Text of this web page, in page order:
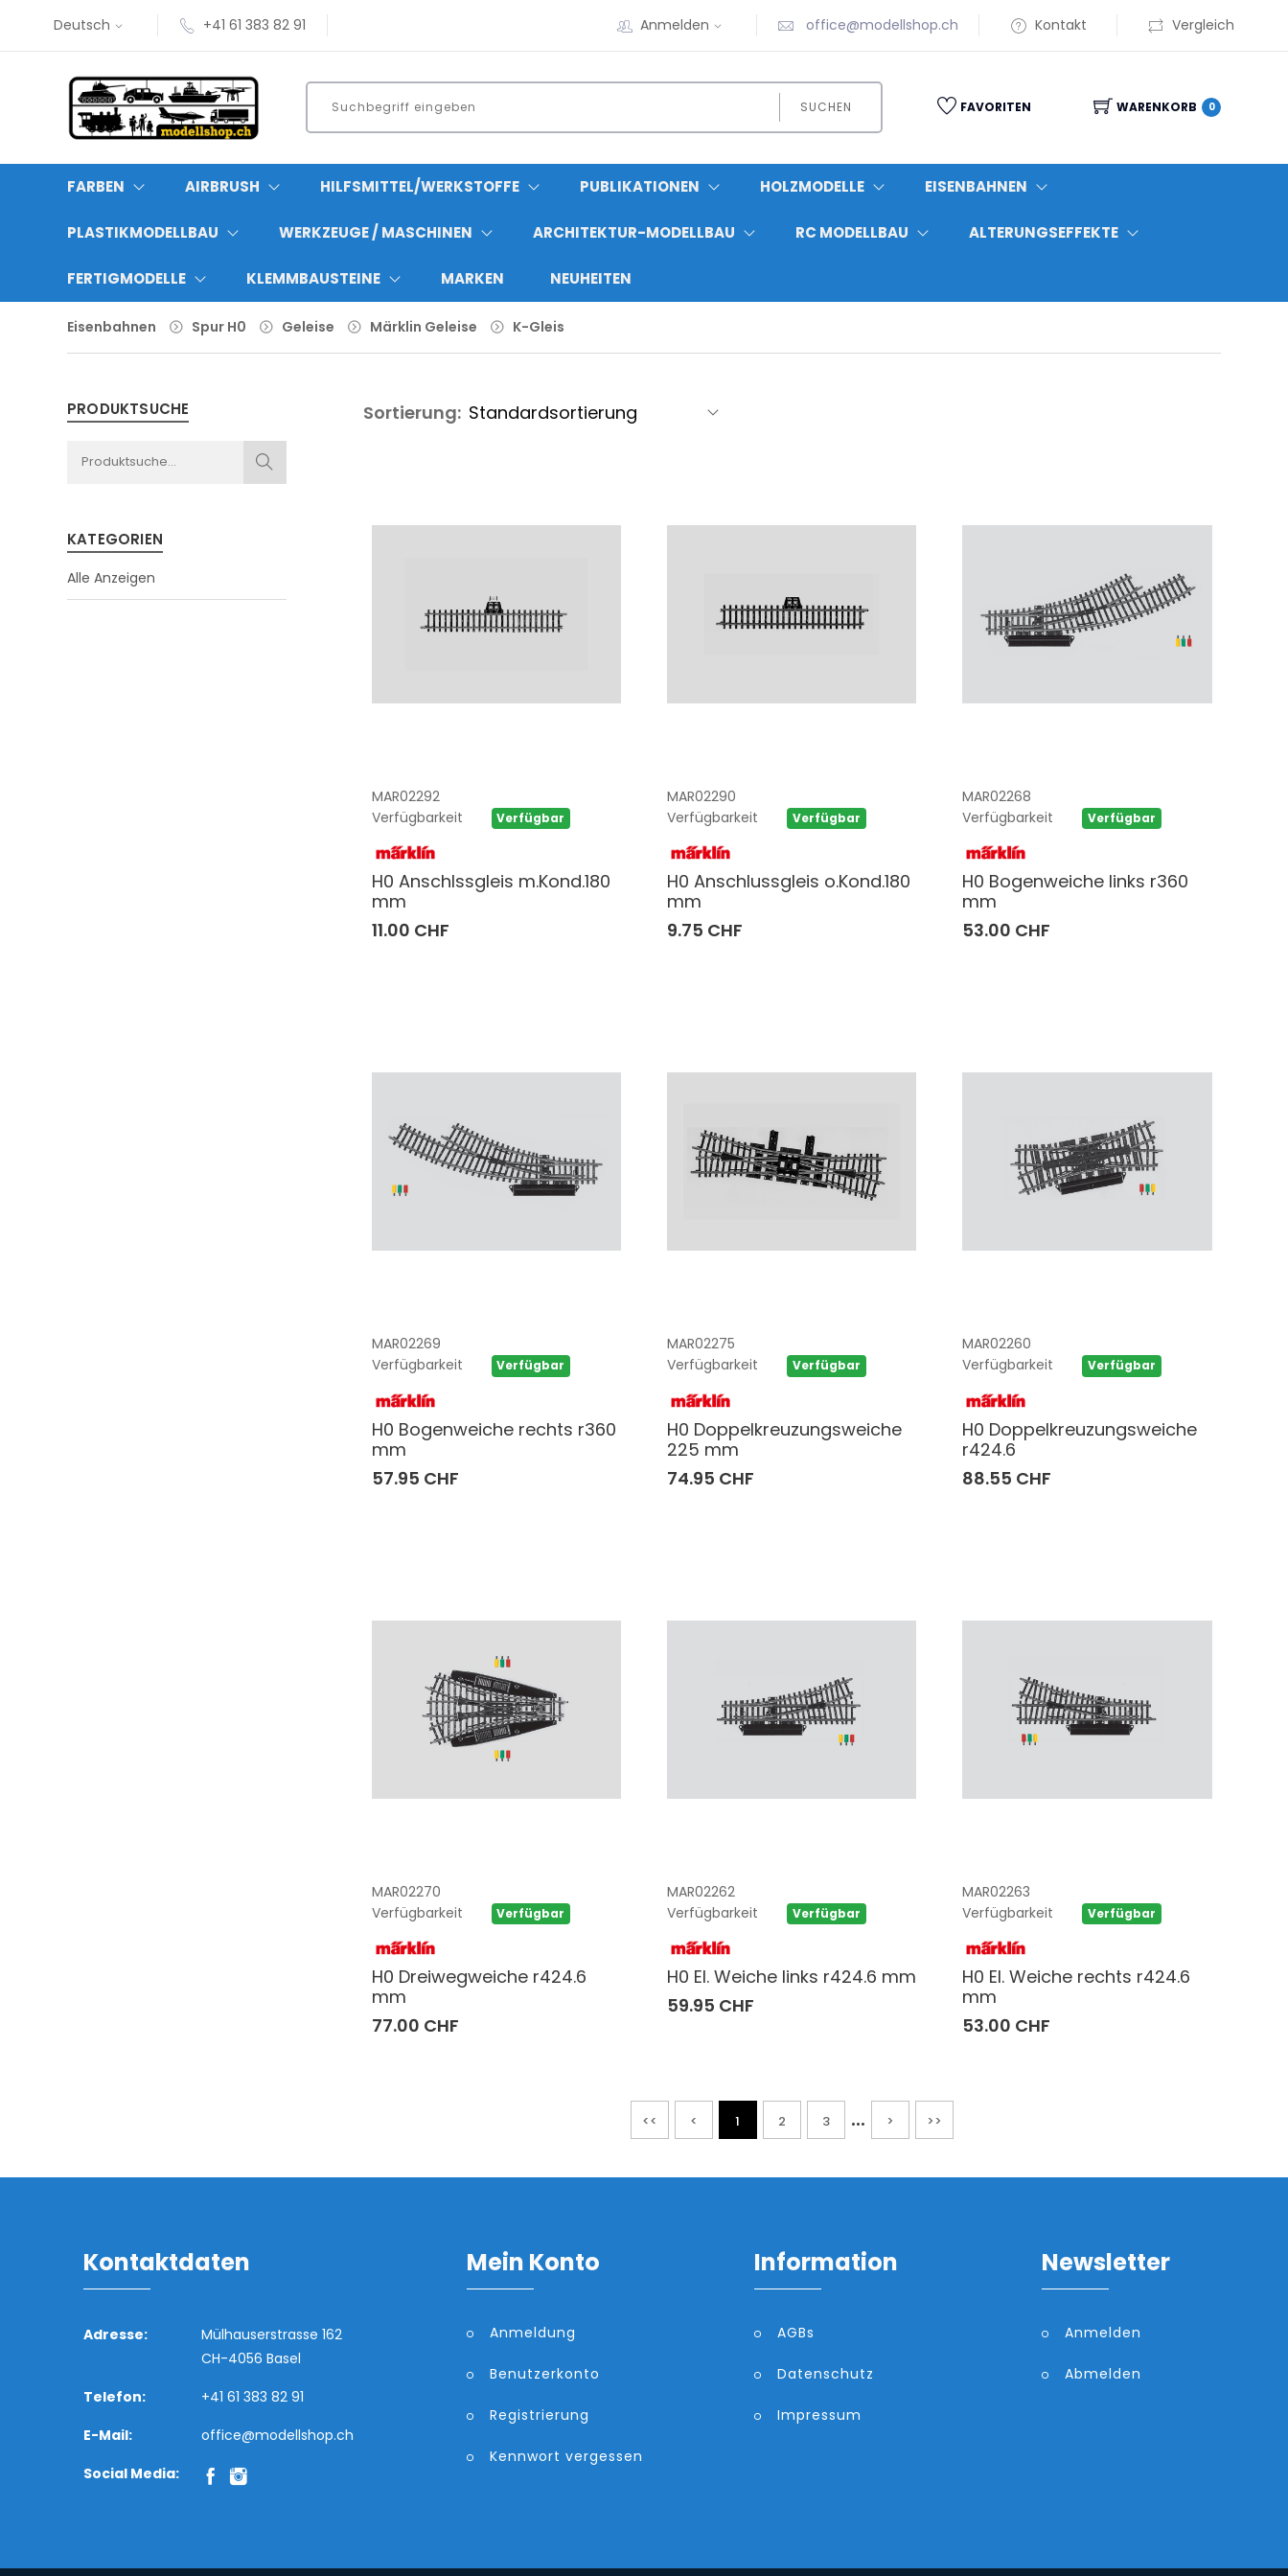
Deutsch +41 61 383 82 91 Anmelden office@modellshop.ch Kontakt Vergleich
SUCHEN FAVORITEN WARENKORB 0
FARBEN AIRBRUSH HILFSMITTEL/WERKSTOFFE PUBLIKATIONEN HOLZMODELLE EISENBAHNEN
PLASTIKMODELLBAU WERKZEUGE / MASCHINEN ARCHITEKTUR-MODELLBAU RC MODELLBAU ALTERUNGSEFFEKTE
FERTIGMODELLE KLEMMBAUSTEINE MARKEN NEUHEITEN
Eisenbahnen Spur H0 Geleise Märklin Geleise K-Gleis
PRODUKTSUCHE
KATEGORIEN
Alle Anzeigen
Sortierung:
MAR02292
Verfügbarkeit
Verfügbar
H0 Anschlssgleis m.Kond.180
mm
11.00 CHF
MAR02290
Verfügbarkeit
Verfügbar
H0 Anschlussgleis o.Kond.180
mm
9.75 CHF
MAR02268
Verfügbarkeit
Verfügbar
H0 Bogenweiche links r360
mm
53.00 CHF
MAR02269
Verfügbarkeit
Verfügbar
H0 Bogenweiche rechts r360
mm
57.95 CHF
MAR02275
Verfügbarkeit
Verfügbar
H0 Doppelkreuzungsweiche
225 mm
74.95 CHF
MAR02260
Verfügbarkeit
Verfügbar
H0 Doppelkreuzungsweiche
r424.6
88.55 CHF
MAR02270
Verfügbarkeit
Verfügbar
H0 Dreiwegweiche r424.6
mm
77.00 CHF
MAR02262
Verfügbarkeit
Verfügbar
H0 El. Weiche links r424.6 mm
59.95 CHF
MAR02263
Verfügbarkeit
Verfügbar
H0 El. Weiche rechts r424.6
mm
53.00 CHF
<< < 1 2 3 ... > >>
Kontaktdaten
Adresse:
Mülhauserstrasse 162
CH-4056 Basel
Telefon:
+41 61 383 82 91
E-Mail:
office@modellshop.ch
Social Media:
Mein Konto
Anmeldung
Benutzerkonto
Registrierung
Kennwort vergessen
Information
AGBs
Datenschutz
Impressum
Newsletter
Anmelden
Abmelden